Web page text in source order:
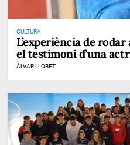
CULTURA
L’experiència de
el testimoni d’una
ÀLVAR LLOBET